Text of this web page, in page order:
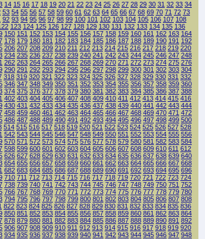
14 15 16 17 18 19 20 21 22 23 24 25 26 27 28 29 30 31 32 33 34
53 54 55 56 57 58 59 60 61 62 63 64 65 66 67 68 69 70 71 72 73
92 93 94 95 96 97 98 99 100 101 102 103 104 105 106 107 108
123 124 125 126 127 128 129 130 131 132 133 134 135 136
150 151 152 153 154 155 156 157 158 159 160 161 162 163 164
178 179 180 181 182 183 184 185 186 187 188 189 190 191 192
206 207 208 209 210 211 212 213 214 215 216 217 218 219 220
234 235 236 237 238 239 240 241 242 243 244 245 246 247 248
262 263 264 265 266 267 268 269 270 271 272 273 274 275 276
290 291 292 293 294 295 296 297 298 299 300 301 302 303 304
318 319 320 321 322 323 324 325 326 327 328 329 330 331 332
346 347 348 349 350 351 352 353 354 355 356 357 358 359 360
374 375 376 377 378 379 380 381 382 383 384 385 386 387 388
402 403 404 405 406 407 408 409 410 411 412 413 414 415 416
430 431 432 433 434 435 436 437 438 439 440 441 442 443 444
458 459 460 461 462 463 464 465 466 467 468 469 470 471 472
486 487 488 489 490 491 492 493 494 495 496 497 498 499 500
514 515 516 517 518 519 520 521 522 523 524 525 526 527 528
542 543 544 545 546 547 548 549 550 551 552 553 554 555 556
570 571 572 573 574 575 576 577 578 579 580 581 582 583 584
598 599 600 601 602 603 604 605 606 607 608 609 610 611 612
626 627 628 629 630 631 632 633 634 635 636 637 638 639 640
654 655 656 657 658 659 660 661 662 663 664 665 666 667 668
682 683 684 685 686 687 688 689 690 691 692 693 694 695 696
710 711 712 713 714 715 716 717 718 719 720 721 722 723 724
738 739 740 741 742 743 744 745 746 747 748 749 750 751 752
766 767 768 769 770 771 772 773 774 775 776 777 778 779 780
794 795 796 797 798 799 800 801 802 803 804 805 806 807 808
822 823 824 825 826 827 828 829 830 831 832 833 834 835 836
850 851 852 853 854 855 856 857 858 859 860 861 862 863 864
878 879 880 881 882 883 884 885 886 887 888 889 890 891 892
906 907 908 909 910 911 912 913 914 915 916 917 918 919 920
934 935 936 937 938 939 940 941 942 943 944 945 946 947 948